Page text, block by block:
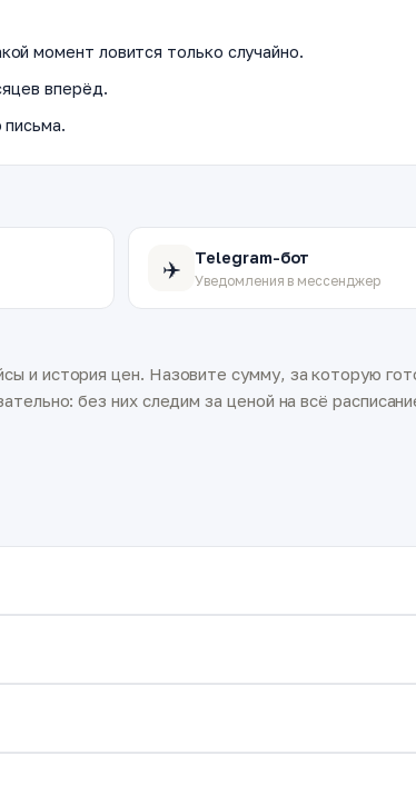
момент ловится только случайно.
вперёд.
✈️ Telegram-бот
Уведомления в мессенджер
и история цен. Назовите сумму, за которую
без них следим за ценой на всё